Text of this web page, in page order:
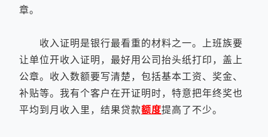
章。
收入证明是银行最看重的材料之一。上班族要
让单位开收入证明，最好用公司抬头纸打印，盖上
公章。收入数额要写清楚，包括基本工资、奖金、
补贴等。我有个客户在开证明时，特意把年终奖也
平均到月收入里，结果贷款额度提高了不少。